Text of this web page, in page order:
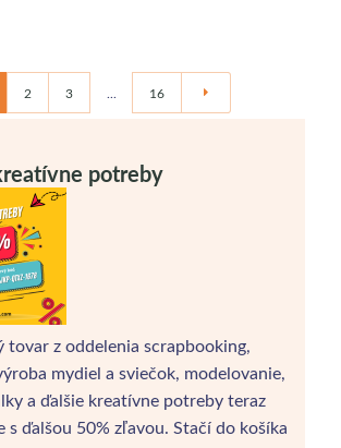
2 3 ... 16
potreby
tovar z oddelenia scrapbooking,
mydiel a sviečok, modelovanie,
a ďalšie kreatívne potreby teraz
s ďalšou 50% zľavou. Stačí do košíka